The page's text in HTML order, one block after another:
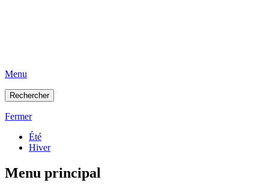
Menu
Rechercher
Fermer
Été
Hiver
Menu principal